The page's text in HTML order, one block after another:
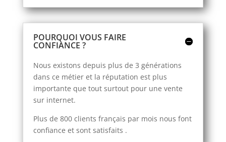
POURQUOI VOUS FAIRE
CONFIANCE ?
Nous existons depuis plus de 3 générations
dans ce métier et la réputation est plus
importante que tout surtout pour une vente
sur internet.
Plus de 800 clients français par mois nous font
confiance et sont satisfaits .